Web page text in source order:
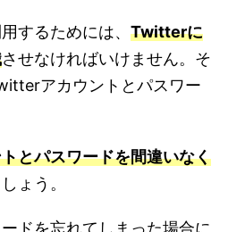
するためには、 Twitterに
させなければいけません。そ
アカウントとパスワー
とパスワードを間違いなく
ょう。
ドを忘れてしまった場合に